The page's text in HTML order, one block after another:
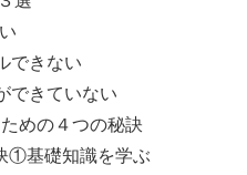
できない
できていない
めの４つの秘訣
①基礎知識を学ぶ